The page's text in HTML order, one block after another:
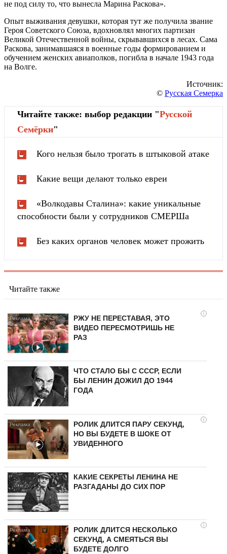
не под силу то, что вынесла Марина Раскова».
Опыт выживания девушки, которая тут же получила звание
Героя Советского Союза, вдохновлял многих партизан
Великой Отечественной войны, скрывавшихся в лесах. Сама
Раскова, занимавшаяся в военные годы формированием и
обучением женских авиаполков, погибла в начале 1943 года
на Волге.
Источник:
© Русская Семерка
Читайте также: выбор редакции "Русской
Cемёрки"
Кого нельзя было трогать в штыковой атаке
Какие вещи делают только евреи
«Волкодавы Сталина»: какие уникальные
способности были у сотрудников СМЕРШа
Без каких органов человек может прожить
Читайте также
i
РЖУ НЕ ПЕРЕСТАВАЯ, ЭТО
ВИДЕО ПЕРЕСМОТРИШЬ НЕ
РАЗ
ЧТО СТАЛО БЫ С СССР, ЕСЛИ
БЫ ЛЕНИН ДОЖИЛ ДО 1944
ГОДА
i
РОЛИК ДЛИТСЯ ПАРУ СЕКУНД,
НО ВЫ БУДЕТЕ В ШОКЕ ОТ
УВИДЕННОГО
КАКИЕ СЕКРЕТЫ ЛЕНИНА НЕ
РАЗГАДАНЫ ДО СИХ ПОР
i
РОЛИК ДЛИТСЯ НЕСКОЛЬКО
СЕКУНД, А СМЕЯТЬСЯ ВЫ
БУДЕТЕ ДОЛГО